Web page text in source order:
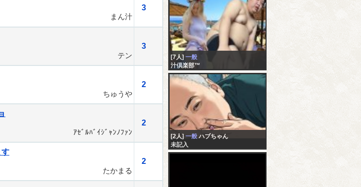
3
まん汁
3
テン
2
ちゅうや
2
ｱｾﾞﾙﾊﾞｲｼﾞｬﾝﾉﾌｧﾝ
す
2
たかまる
[7人] 一般
汁倶楽部™
[2人] 一般 ハブちゃん
未記入